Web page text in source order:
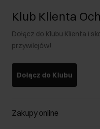
Klub Klienta
Dołącz do Klubu Klienta i
przywilejów!
Dołącz do Klubu
Zakupy online